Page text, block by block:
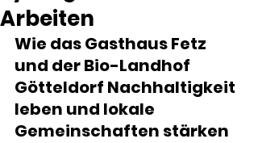
Arbeiten
Wie das Gasthaus Fetz
und der Bio-Landhof
Götteldorf Nachhaltigkeit
leben und lokale
Gemeinschaften stärken